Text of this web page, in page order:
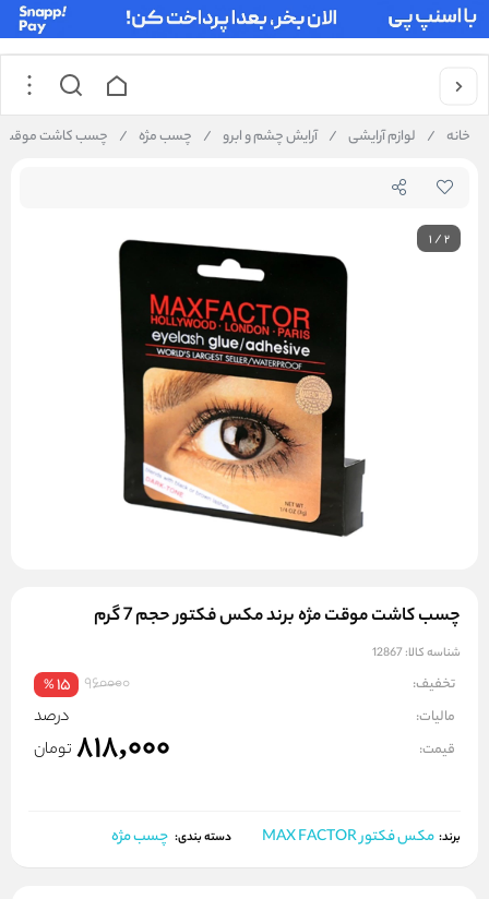
خانه / لوازم آرایشی / آرایش چشم و ابرو / چسب مژه / چسب کاشت موقت
1/2
چسب کاشت موقت مژه برند مکس فکتور حجم 7 گرم
شناسه کالا: 12867
تخفیف: 960000
15
%
مالیات: درصد
قیمت: 818,000 تومان
برند: مکس فکتور MAX FACTOR دسته بندی: چسب مژه